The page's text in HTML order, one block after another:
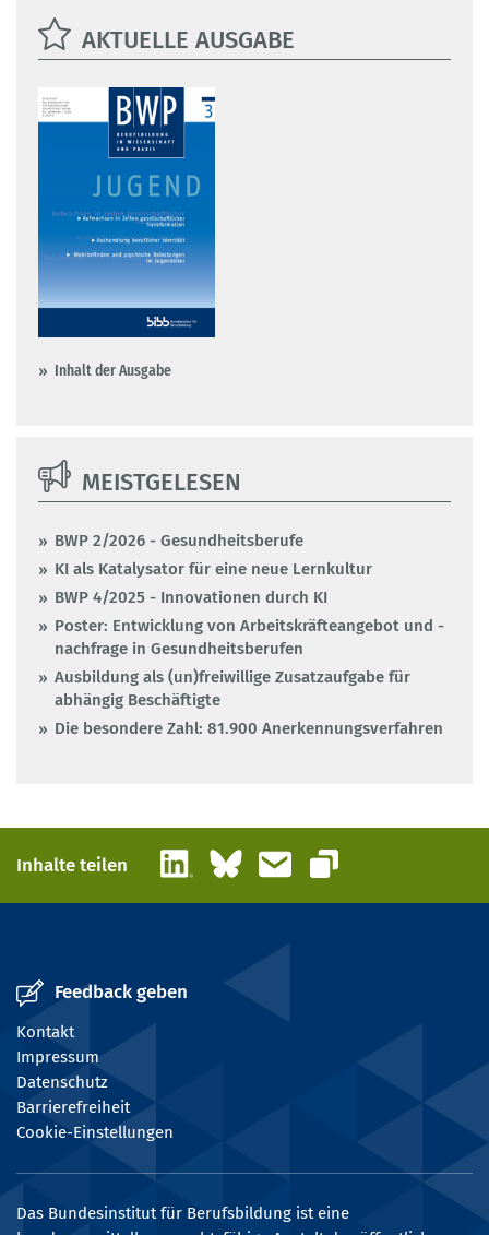
AKTUELLE AUSGABE
Inhalt der Ausgabe
MEISTGELESEN
BWP 2/2026 - Gesundheitsberufe
KI als Katalysator für eine neue Lernkultur
BWP 4/2025 - Innovationen durch KI
Poster: Entwicklung von Arbeitskräfteangebot und -
nachfrage in Gesundheitsberufen
Ausbildung als (un)freiwillige Zusatzaufgabe für
abhängig Beschäftigte
Die besondere Zahl: 81.900 Anerkennungsverfahren
Inhalte teilen LinkedInBlueskyE-Mail
Link kopieren
Feedback geben
Kontakt
Impressum
Datenschutz
Barrierefreiheit
Cookie-Einstellungen
Das Bundesinstitut für Berufsbildung ist eine